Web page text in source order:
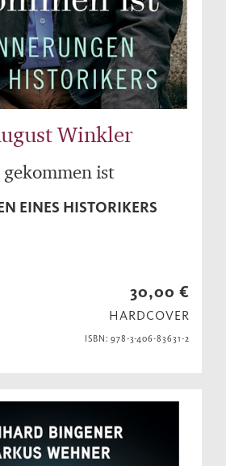
Winkler
gekommen ist
EINES HISTORIKERS
30,00 €
HARDCOVER
ISBN: 978-3-406-83631-2